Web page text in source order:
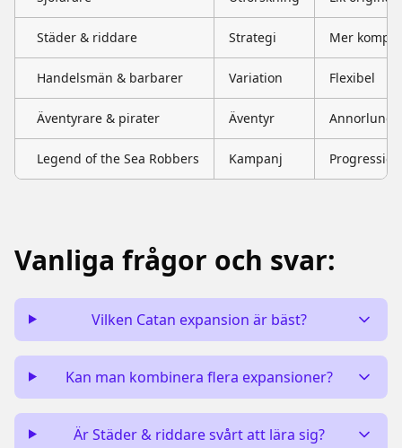
Städer & riddare Strategi Mer
Handelsmän & barbarer Variation Flexibel
Äventyrare & pirater Äventyr Annorlunda
Legend of the Sea Robbers Kampanj Progression
Vanliga frågor och svar:
Vilken Catan expansion är bäst?
Kan man kombinera flera expansioner?
Är Städer & riddare svårt att lära sig?